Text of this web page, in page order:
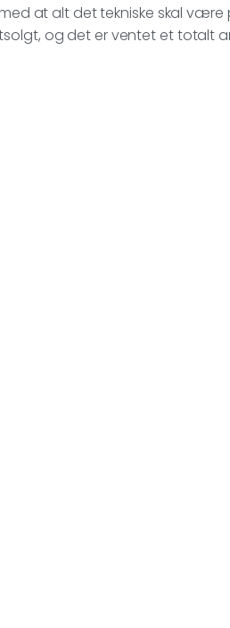
at alt det tekniske skal være
og det er ventet et totalt